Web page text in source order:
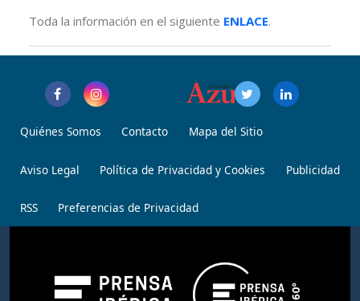
Toda la información en el siguiente ENLACE.
Quiénes Somos Contacto Mapa del Sitio
Aviso Legal Política de Privacidad y Cookies Publicidad
RSS Preferencias de Privacidad